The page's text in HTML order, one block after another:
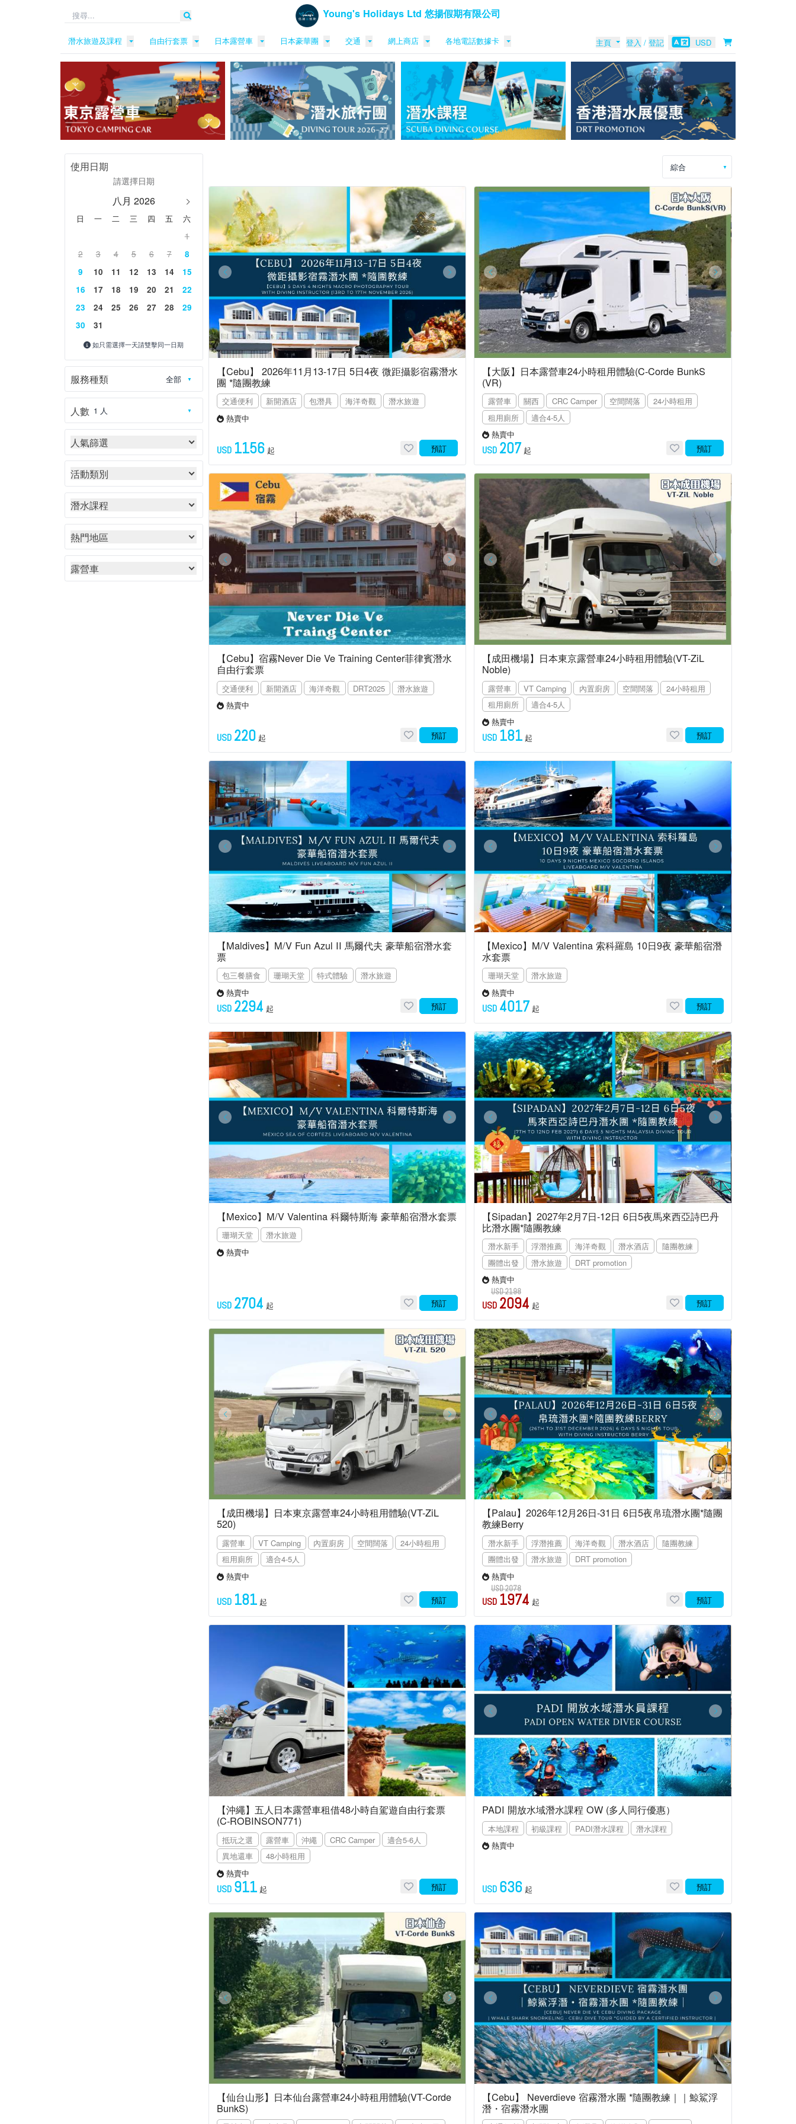
Young's Holidays Ltd 悠揚假期有限公司
主頁 登入 / 登記 USD
潛水旅遊及課程 自由行套票 日本露營車 日本豪華團 交通 網上商店 各地電話數據卡
使用日期
八月 2026
日 一 二 三 四 五
六
1
2
3 4 5 6 7
8
9
10 11 12 13 14
15
16
17 18 19 20 21
22
23
24 25 26 27 28
29
30
31
如只需選擇一天請雙擊同一日期
服務種類
人數
人氣篩選
活動類別
潛水課程
熱門地區
露營車
【Cebu】 2026年11月13-17日 5日4夜 微距攝影宿霧潛水
團 *隨團教練
交通便利 新開酒店 包潛具 海洋奇觀
潛水旅遊
熱賣中
USD 1156 起 預訂
【大阪】日本露營車24小時租用體驗(C-Corde BunkS
(VR)
露營車 關西 CRC Camper 空間闊落
24小時租用
租用廁所
適合4-5人
熱賣中
USD 207 起 預訂
【Cebu】宿霧Never Die Ve Training Center菲律賓潛水
自由行套票
交通便利 新開酒店 海洋奇觀 DRT2025
潛水旅遊
熱賣中
USD 220 起 預訂
【成田機場】日本東京露營車24小時租用體驗(VT-ZiL
Noble)
露營車 VT Camping 內置廚房 空間闊落
24小時租用
租用廁所
適合4-5人
熱賣中
USD 181 起 預訂
【Maldives】M/V Fun Azul II 馬爾代夫 豪華船宿潛水套
票
包三餐膳食 珊瑚天堂 特式體驗
潛水旅遊
熱賣中
USD 2294 起 預訂
【Mexico】M/V Valentina 索科羅島 10日9夜 豪華船宿潛
水套票
珊瑚天堂
潛水旅遊
熱賣中
USD 4017 起 預訂
【Mexico】M/V Valentina 科爾特斯海 豪華船宿潛水套票
珊瑚天堂
潛水旅遊
熱賣中
USD 2704 起 預訂
【Sipadan】2027年2月7日-12日 6日5夜馬來西亞詩巴丹
比潛水團*隨團教練
潛水新手 浮潛推薦 海洋奇觀 潛水酒店
隨團教練
團體出發
潛水旅遊
DRT promotion
熱賣中
USD 2198
USD 2094 起 預訂
【成田機場】日本東京露營車24小時租用體驗(VT-ZiL
520)
露營車 VT Camping 內置廚房 空間闊落
24小時租用
租用廁所
適合4-5人
熱賣中
USD 181 起 預訂
【Palau】2026年12月26日-31日 6日5夜帛琉潛水團*隨團
教練Berry
潛水新手 浮潛推薦 海洋奇觀 潛水酒店
隨團教練
團體出發
潛水旅遊
DRT promotion
熱賣中
USD 2078
USD 1974 起 預訂
【沖繩】五人日本露營車租借48小時自駕遊自由行套票
(C-ROBINSON771)
抵玩之選 露營車 沖繩 CRC Camper
適合5-6人
異地還車
48小時租用
熱賣中
USD 911 起 預訂
PADI 開放水域潛水課程 OW (多人同行優惠）
本地課程 初級課程 PADI潛水課程
潛水課程
熱賣中
USD 636 起 預訂
【仙台山形】日本仙台露營車24小時租用體驗(VT-Corde
BunkS)
【Cebu】 Neverdieve 宿霧潛水團 *隨團教練｜｜鯨鯊浮
潛・宿霧潛水團